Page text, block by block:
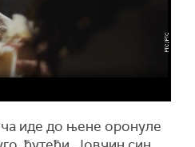
иде до њене оронуле